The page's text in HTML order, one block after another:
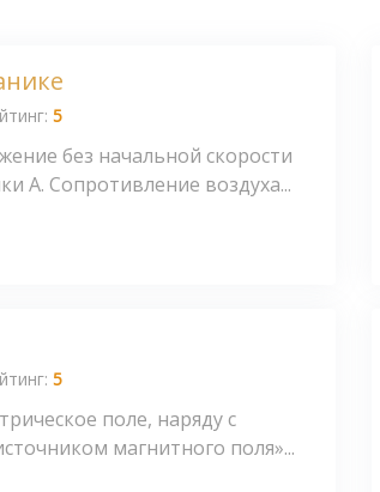
5
без начальной скорости
А. Сопротивление воздуха...
5
поле, наряду с
магнитного поля»...